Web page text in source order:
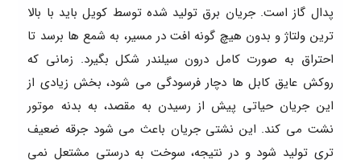
پدال گاز است. جریان برق تولید شده توسط کویل باید با بالا
ترین ولتاژ و بدون هیچ گونه افت در مسیر، به شمع ها برسد تا
احتراق به صورت کامل درون سیلندر شکل بگیرد. زمانی که
روکش عایق کابل ها دچار فرسودگی می شود، بخش زیادی از
این جریان حیاتی پیش از رسیدن به مقصد، به بدنه موتور
نشت می کند. این نشتی جریان باعث می شود جرقه ضعیف
تری تولید شود و در نتیجه، سوخت به درستی مشتعل نمی